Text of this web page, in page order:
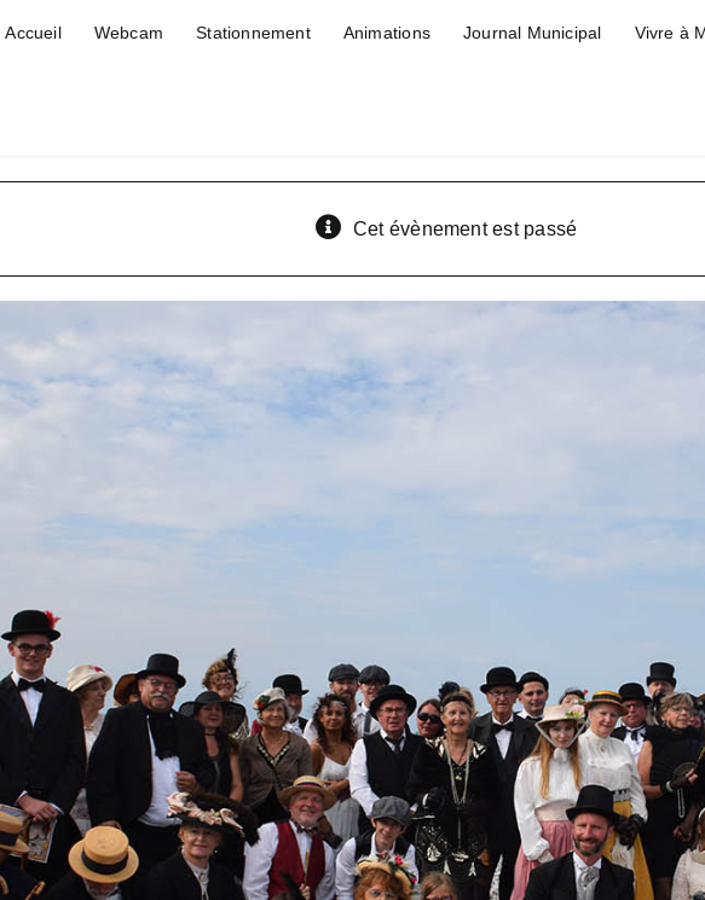
Accueil Webcam Stationnement Animations Journal Municipal Vivre à
Cet évènement est passé